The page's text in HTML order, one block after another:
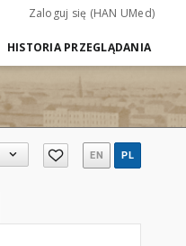
Zaloguj się (HAN UMed)
HISTORIA PRZEGLĄDANIA
EN PL